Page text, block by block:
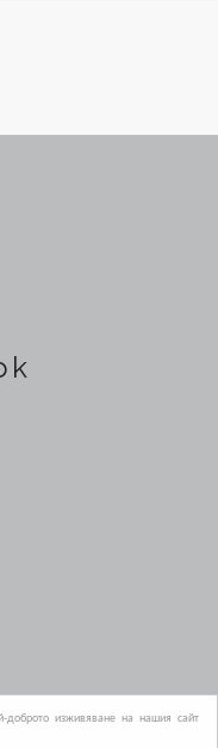
доброто изживяване на нашия сайт